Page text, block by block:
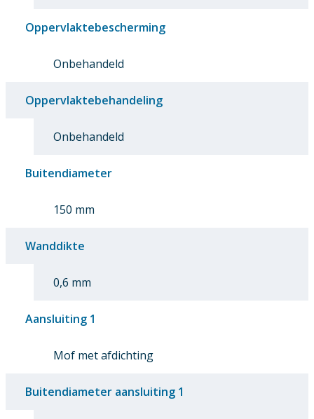
Oppervlaktebescherming
Onbehandeld
Oppervlaktebehandeling
Onbehandeld
Buitendiameter
150 mm
Wanddikte
0,6 mm
Aansluiting 1
Mof met afdichting
Buitendiameter aansluiting 1